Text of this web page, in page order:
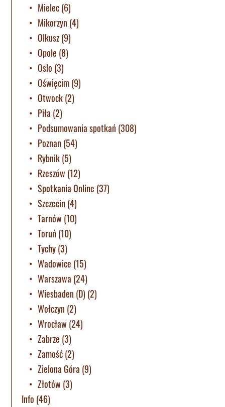
Mielec(6)
Mikorzyn (4)
Olkusz(9)
Opole (8)
Oslo (3)
Oświęcim(9)
Otwock(2)
Piła (2)
Podsumowania spotkań (308)
Poznan (54)
Rybnik(5)
Rzeszów (12)
Spotkania Online (37)
Szczecin (4)
Tarnów (10)
Toruń (10)
Tychy(3)
Wadowice (15)
Warszawa (24)
Wiesbaden (D) (2)
Wołczyn (2)
Wrocław (24)
Zabrze (3)
Zamość(2)
Zielona Góra (9)
Złotów (3)
Info (46)